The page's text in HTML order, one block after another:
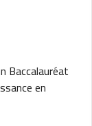
Baccalauréat
en